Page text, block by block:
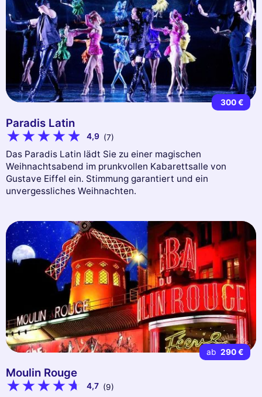
300 €
Paradis Latin
4,9 (7)
Das Paradis Latin lädt Sie zu einer magischen
Weihnachtsabend im prunkvollen Kabarettsalle von
Gustave Eiffel ein. Stimmung garantiert und ein
unvergessliches Weihnachten.
ab 290 €
Moulin Rouge
4,7 (9)